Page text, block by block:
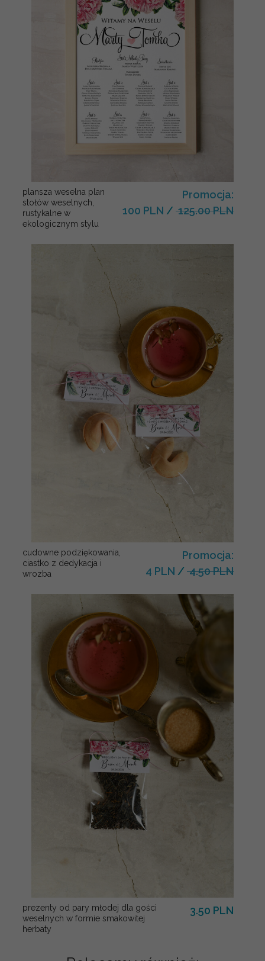
plansza weselna plan
stołów weselnych,
rustykalne w
ekologicznym stylu
Promocja:
100 PLN / 125.00 PLN
cudowne podziękowania,
ciastko z dedykacja i
wrozba
Promocja:
4 PLN / 4.50 PLN
prezenty od pary młodej dla gości
weselnych w formie smakowitej
herbaty
3.50 PLN